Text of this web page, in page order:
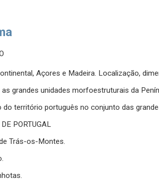
Açores e Madeira. Localização,
grandes unidades morfoestruturais da
do território português no conjunto das
DE PORTUGAL
Trás-os-Montes.